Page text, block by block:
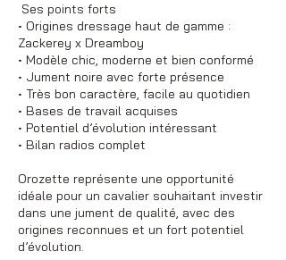
Ses points forts
• Origines dressage haut de gamme :
Zackerey x Dreamboy
• Modèle chic, moderne et bien conformé
• Jument noire avec forte présence
• Très bon caractère, facile au quotidien
• Bases de travail acquises
• Potentiel d’évolution intéressant
• Bilan radios complet
Orozette représente une opportunité
idéale pour un cavalier souhaitant investir
dans une jument de qualité, avec des
origines reconnues et un fort potentiel
d’évolution.